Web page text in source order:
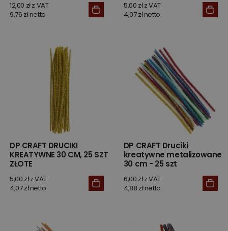
12,00 zł z VAT
9,76 zł netto
5,00 zł z VAT
4,07 zł netto
DP CRAFT DRUCIKI
KREATYWNE 30 CM, 25 SZT
ZŁOTE
5,00 zł z VAT
4,07 zł netto
DP CRAFT Druciki
kreatywne metalizowane
30 cm - 25 szt
6,00 zł z VAT
4,88 zł netto